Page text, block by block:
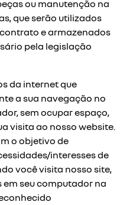
ou manutenção na
que serão utilizados
e armazenados
pela legislação
da internet que
a sua navegação no
sem ocupar espaço,
visita ao nosso website.
o objetivo de
interesses de
você visita nosso site,
seu computador na